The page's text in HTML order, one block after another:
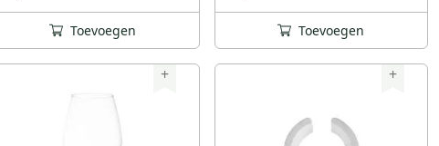
Toevoegen Toevoegen
+ +